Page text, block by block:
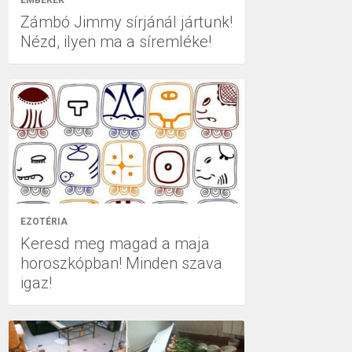
Zámbó Jimmy sírjánál jártunk!
Nézd, ilyen ma a síremléke!
EZOTÉRIA
Keresd meg magad a maja
horoszkópban! Minden szava
igaz!